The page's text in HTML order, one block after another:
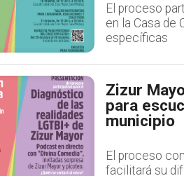
El proceso
en la Casa de
específicas
Zizur
para
municipio
El proceso
facilitará su